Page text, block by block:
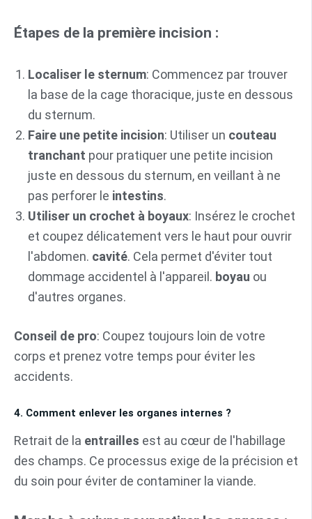
Étapes de la première incision :
Localiser le sternum: Commencez par trouver
la base de la cage thoracique, juste en dessous
du sternum.
Faire une petite incision: Utiliser un couteau
tranchant pour pratiquer une petite incision
juste en dessous du sternum, en veillant à ne
pas perforer le intestins.
Utiliser un crochet à boyaux: Insérez le crochet
et coupez délicatement vers le haut pour ouvrir
l'abdomen. cavité. Cela permet d'éviter tout
dommage accidentel à l'appareil. boyau ou
d'autres organes.
Conseil de pro: Coupez toujours loin de votre
corps et prenez votre temps pour éviter les
accidents.
4. Comment enlever les organes internes ?
Retrait de la entrailles est au cœur de l'habillage
des champs. Ce processus exige de la précision et
du soin pour éviter de contaminer la viande.